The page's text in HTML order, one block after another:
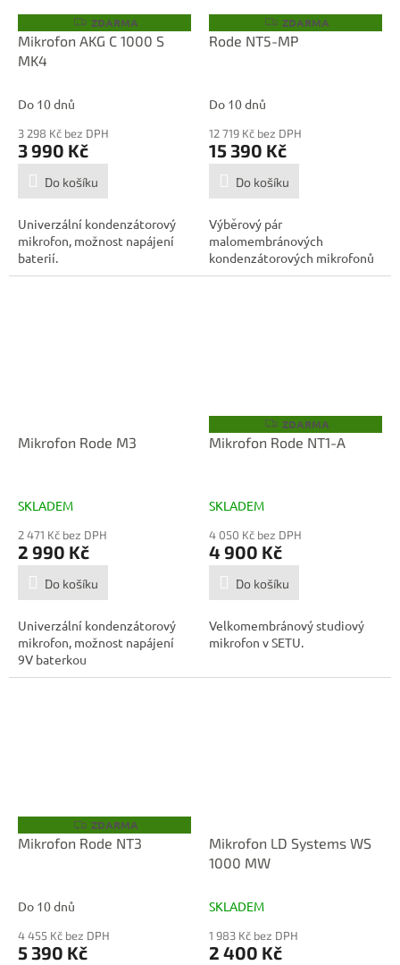
Z
D
A
ZDARMA
Mikrofon AKG C 1000 S
MK4
Do 10 dnů
3 298 Kč bez DPH
3 990 Kč
Do košíku
Univerzální kondenzátorový
mikrofon, možnost napájení
baterií.
Z
D
A
ZDARMA
Rode NT5-MP
Do 10 dnů
12 719 Kč bez DPH
15 390 Kč
Do košíku
Výběrový pár
malomembránových
kondenzátorových mikrofonů
Mikrofon Rode M3
SKLADEM
2 471 Kč bez DPH
2 990 Kč
Do košíku
Univerzální kondenzátorový
mikrofon, možnost napájení
9V baterkou
Z
D
A
ZDARMA
Mikrofon Rode NT1-A
SKLADEM
4 050 Kč bez DPH
4 900 Kč
Do košíku
Velkomembránový studiový
mikrofon v SETU.
Z
D
A
ZDARMA
Mikrofon Rode NT3
Do 10 dnů
4 455 Kč bez DPH
5 390 Kč
Mikrofon LD Systems WS
1000 MW
SKLADEM
1 983 Kč bez DPH
2 400 Kč